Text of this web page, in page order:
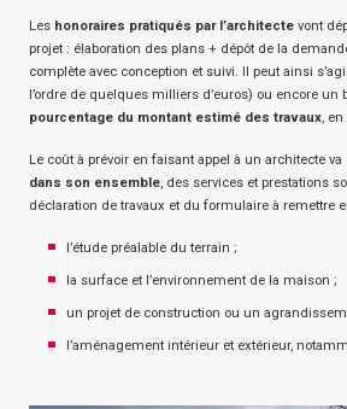
Les honoraires pratiqués par l’architecte vont
projet : élaboration des plans + dépôt de la
complète avec conception et suivi. Il peut ainsi
l’ordre de quelques milliers d’euros) ou encore un
pourcentage du montant estimé des travaux,
Le coût à prévoir en faisant appel à un architecte
dans son ensemble, des services et prestations
déclaration de travaux et du formulaire à remettre
l’étude préalable du terrain ;
la surface et l’environnement de la maison ;
un projet de construction ou un
l’aménagement intérieur et extérieur,